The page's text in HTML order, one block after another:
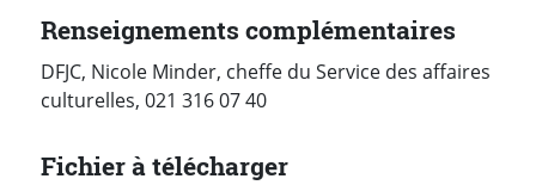
Renseignements complémentaires
DFJC, Nicole Minder, cheffe du Service des affaires
culturelles, 021 316 07 40
Fichier à télécharger